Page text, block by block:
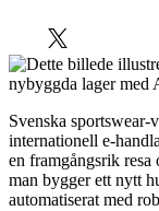
Svenska
internationell e-
en framgångsrik resa
man bygger ett nytt
automatiserat med